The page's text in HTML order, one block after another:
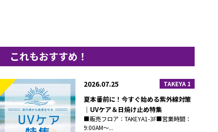
これもおすすめ！
2026.07.25 TAKEYA 1
夏本番前に！今すぐ始める紫外線対策
｜UVケア＆日焼け止め特集
■販売フロア：TAKEYA1-3F■営業時間：
9:00AM～...